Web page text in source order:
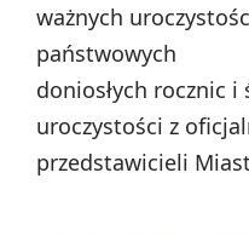
ważnych
państwowych
doniosłych rocznic
uroczystości z
przedstawicieli